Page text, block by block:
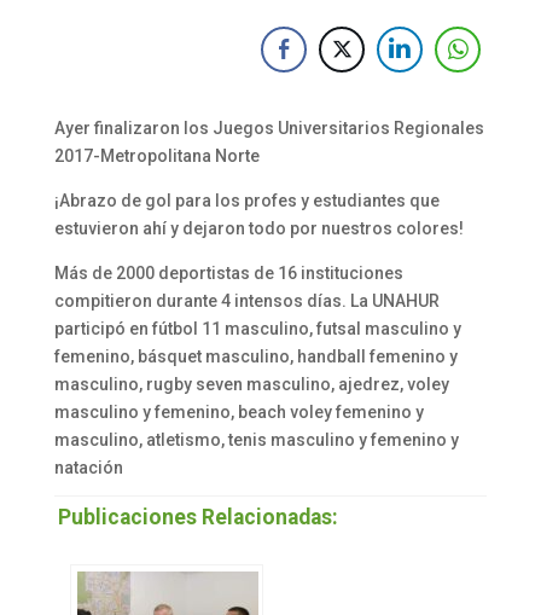
Ayer finalizaron los Juegos Universitarios Regionales
2017-Metropolitana Norte
¡Abrazo de gol para los profes y estudiantes que
estuvieron ahí y dejaron todo por nuestros colores!
Más de 2000 deportistas de 16 instituciones
compitieron durante 4 intensos días. La UNAHUR
participó en fútbol 11 masculino, futsal masculino y
femenino, básquet masculino, handball femenino y
masculino, rugby seven masculino, ajedrez, voley
masculino y femenino, beach voley femenino y
masculino, atletismo, tenis masculino y femenino y
natación
Publicaciones Relacionadas: